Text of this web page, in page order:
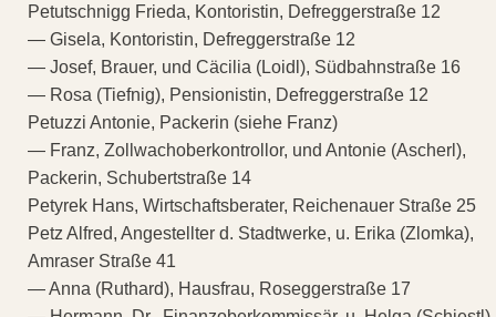
Petutschnigg Frieda, Kontoristin, Defreggerstraße 12
— Gisela, Kontoristin, Defreggerstraße 12
— Josef, Brauer, und Cäcilia (Loidl), Südbahnstraße 16
— Rosa (Tiefnig), Pensionistin, Defreggerstraße 12
Petuzzi Antonie, Packerin (siehe Franz)
— Franz, Zollwachoberkontrollor, und Antonie (Ascherl),
Packerin, Schubertstraße 14
Petyrek Hans, Wirtschaftsberater, Reichenauer Straße 25
Petz Alfred, Angestellter d. Stadtwerke, u. Erika (Zlomka),
Amraser Straße 41
— Anna (Ruthard), Hausfrau, Roseggerstraße 17